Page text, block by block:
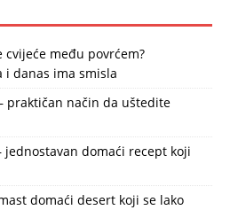
cvijeće među povrćem?
i danas ima smisla
praktičan način da uštedite
jednostavan domaći recept koji
domaći desert koji se lako